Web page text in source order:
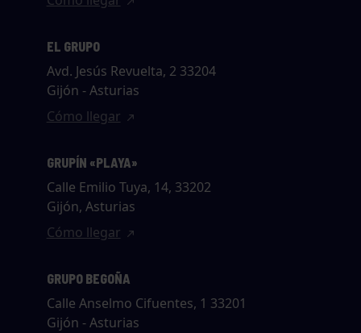
EL GRUPO
Avd. Jesús Revuelta, 2 33204
Gijón - Asturias
Cómo llegar
GRUPÍN «PLAYA»
Calle Emilio Tuya, 14, 33202
Gijón, Asturias
Cómo llegar
GRUPO BEGOÑA
Calle Anselmo Cifuentes, 1 33201
Gijón - Asturias